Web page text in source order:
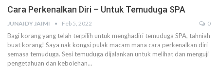
Cara Perkenalkan Diri – Untuk Temuduga SPA
JUNAIDY JAIMI Feb 5, 2022 0
Bagi korang yang telah terpilih untuk menghadiri temuduga SPA, tahniah
buat korang! Saya nak kongsi pulak macam mana cara perkenalkan diri
semasa temuduga. Sesi temuduga dijalankan untuk melihat dan menguji
pengetahuan dan kebolehan…